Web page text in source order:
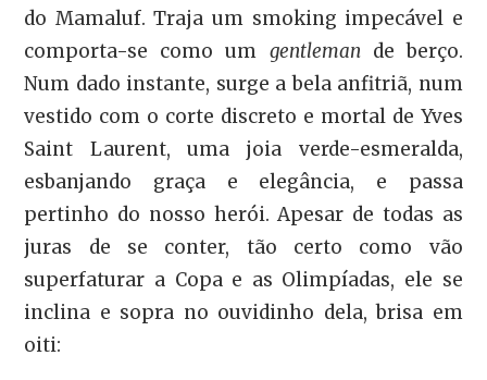
do Mamaluf. Traja um smoking impecável e
comporta-se como um gentlemande berço.
Num dado instante, surge a bela anfitriã, num
vestido com o corte discreto e mortal de Yves
Saint Laurent, uma joia verde-esmeralda,
esbanjando graça e elegância, e passa
pertinho do nosso herói. Apesar de todas as
juras de se conter, tão certo como vão
superfaturar a Copa e as Olimpíadas, ele se
inclina e sopra no ouvidinho dela, brisa em
oiti: